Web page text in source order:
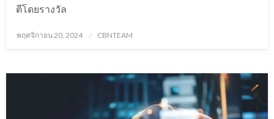
ตีโดยรางวัล
Posted
พฤศจิกายน 20, 2024 CBNTEAM